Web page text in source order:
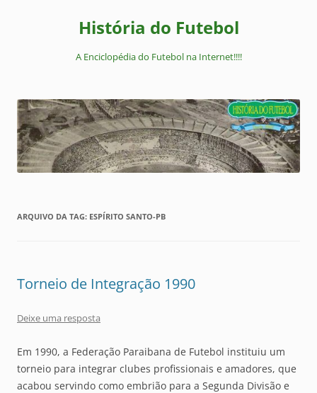
História do Futebol
A Enciclopédia do Futebol na Internet!!!!
ARQUIVO DA TAG: ESPÍRITO SANTO-PB
Torneio de Integração 1990
Deixe uma resposta
Em 1990, a Federação Paraibana de Futebol instituiu um
torneio para integrar clubes profissionais e amadores, que
acabou servindo como embrião para a Segunda Divisão e